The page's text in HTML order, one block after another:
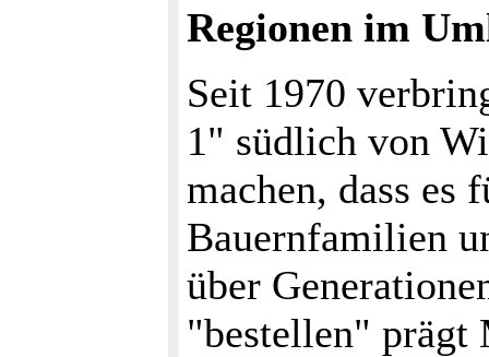
Regionen im
Seit 1970
1" südlich von
machen, dass es
Bauernfamilien
über
"bestellen" prägt